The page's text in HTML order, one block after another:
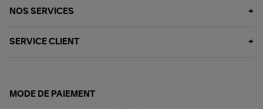
NOS SERVICES
SERVICE CLIENT
MODE DE PAIEMENT